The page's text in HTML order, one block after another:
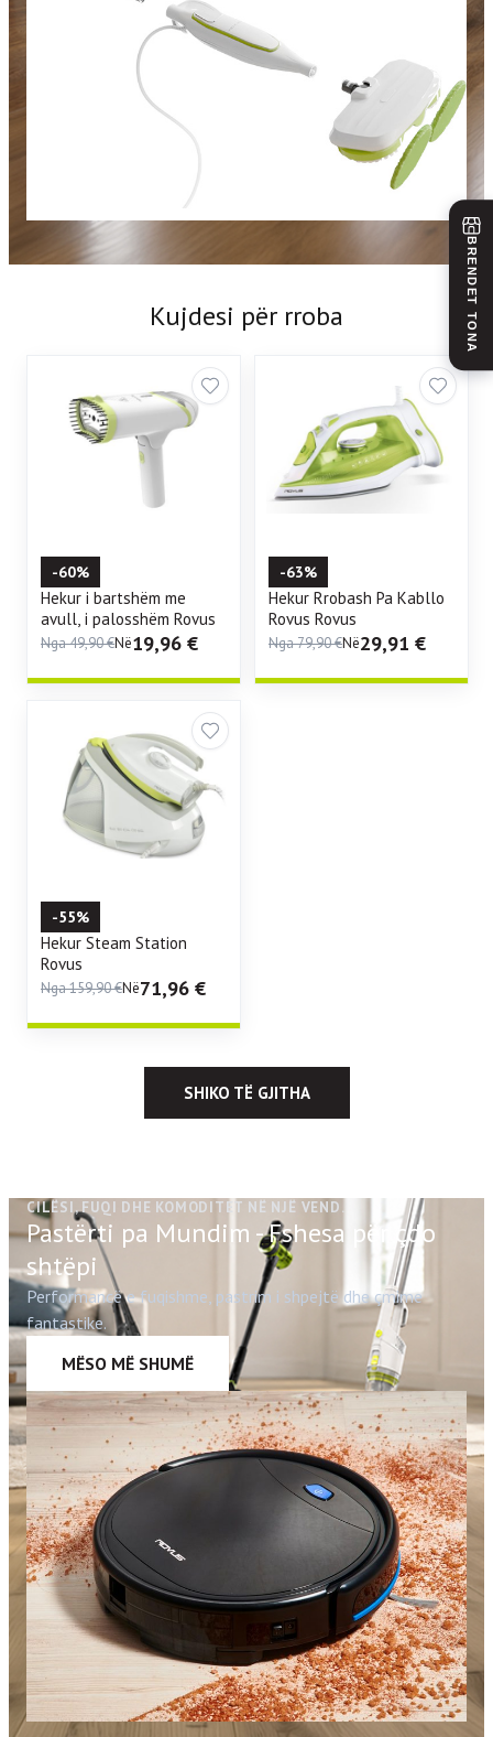
BRENDET TONA
Kujdesi për rroba
-60%
Hekur i bartshëm me
avull, i palosshëm Rovus
Nga49,90€Në19,96 €
-63%
Hekur Rrobash Pa Kabllo
Rovus Rovus
Nga79,90€Në29,91 €
-55%
Hekur Steam Station
Rovus
Nga159,90€Në71,96 €
SHIKO TË GJITHA
CILËSI, FUQI DHE KOMODITET NË NJË VEND.
Pastërti pa Mundim - Fshesa për çdo
shtëpi
Performancë e fuqishme, pastrim i shpejtë dhe çmime
fantastike.
MËSO MË SHUMË